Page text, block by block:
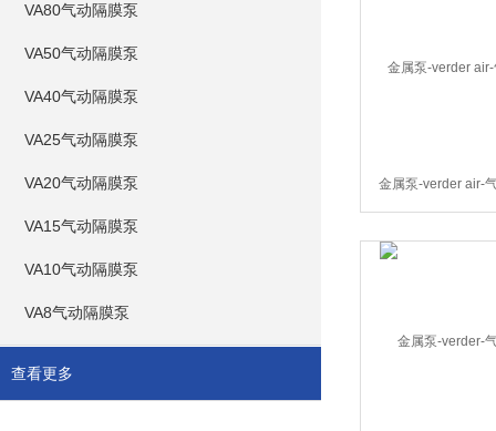
VA80气动隔膜泵
VA50气动隔膜泵
VA40气动隔膜泵
VA25气动隔膜泵
VA20气动隔膜泵
VA15气动隔膜泵
VA10气动隔膜泵
VA8气动隔膜泵
查看更多
金属泵-verder air-